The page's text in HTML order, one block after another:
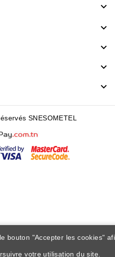





bouton "Accepter les cookies"
votre utilisation du site.
SNESOMETEL